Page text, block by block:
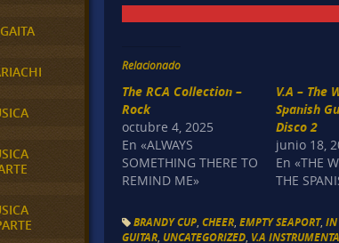
Relacionado
The RCA Collection –
Rock
octubre 4, 2025
En «ALWAYS
SOMETHING THERE TO
REMIND ME»
V.A – The
Spanish
Disco 2
junio 18,
En «THE
THE
BRANDY CUP ,CHEER ,EMPTY SEAPORT,IN
GUITAR UNCATEGORIZED V.A